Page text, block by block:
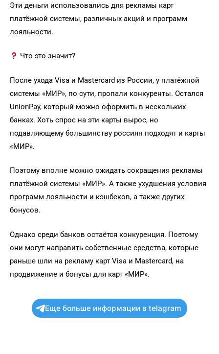
Эти деньги использовались для рекламы карт
платёжной системы, различных акций и программ
лояльности.
Что это значит?
После ухода Visa и Mastercard из России, у платёжной
системы «МИР», по сути, пропали конкуренты. Остался
UnionPay, который можно оформить в нескольких
банках. Хоть спрос на эти карты вырос, но
подавляющему большинству россиян подходят и карты
«МИР».
Поэтому вполне можно ожидать сокращения рекламы
платёжной системы «МИР». А также ухудшения условия
программ лояльности и кэшбеков, а также других
бонусов.
Однако среди банков остаётся конкуренция. Поэтому
они могут направить собственные средства, которые
раньше шли на рекламу карт Visa и Mastercard, на
продвижение и бонусы для карт «МИР».
Еще больше информации в telagram